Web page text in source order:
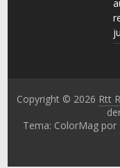
Copyright © 2026 Rtt
Tema: ColorMag por